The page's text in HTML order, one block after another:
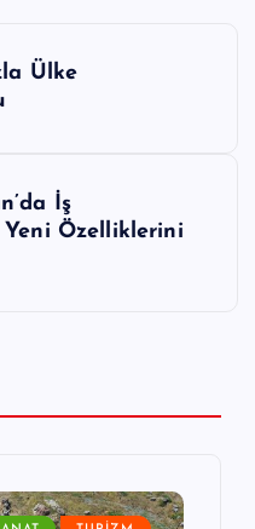
Ülke
İş
Özelliklerini